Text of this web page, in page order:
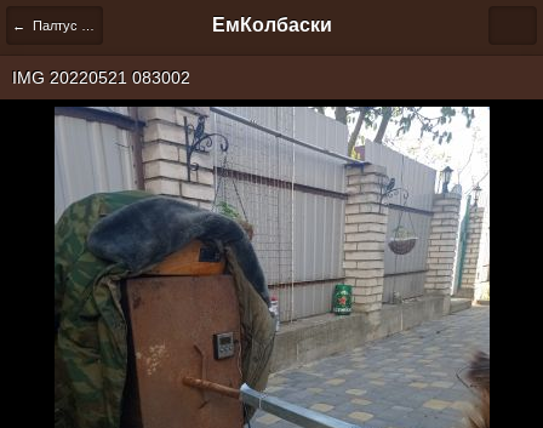
← Палтус копченый. ЕмКолбаски
IMG 20220521 083002